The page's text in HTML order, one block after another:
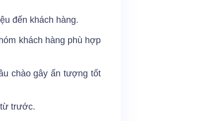
đến khách hàng.
khách hàng phù hợp
chào gây ấn tượng tốt
trước.